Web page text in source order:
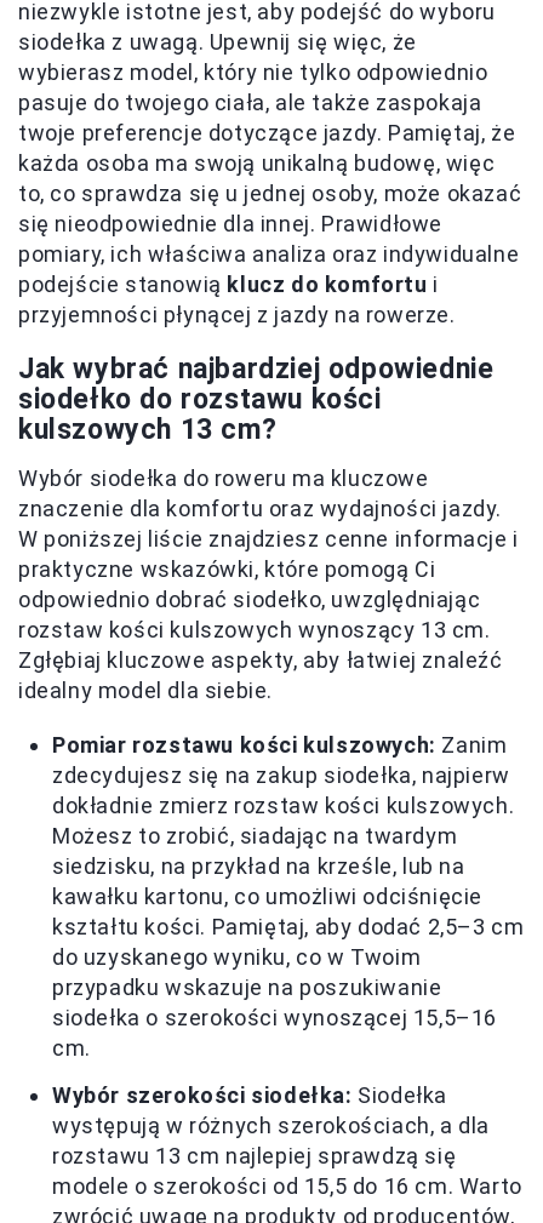
niezwykle istotne jest, aby podejść do wyboru
siodełka z uwagą. Upewnij się więc, że
wybierasz model, który nie tylko odpowiednio
pasuje do twojego ciała, ale także zaspokaja
twoje preferencje dotyczące jazdy. Pamiętaj, że
każda osoba ma swoją unikalną budowę, więc
to, co sprawdza się u jednej osoby, może okazać
się nieodpowiednie dla innej. Prawidłowe
pomiary, ich właściwa analiza oraz indywidualne
podejście stanowią klucz do komfortu i
przyjemności płynącej z jazdy na rowerze.
Jak wybrać najbardziej odpowiednie
siodełko do rozstawu kości
kulszowych 13 cm?
Wybór siodełka do roweru ma kluczowe
znaczenie dla komfortu oraz wydajności jazdy.
W poniższej liście znajdziesz cenne informacje i
praktyczne wskazówki, które pomogą Ci
odpowiednio dobrać siodełko, uwzględniając
rozstaw kości kulszowych wynoszący 13 cm.
Zgłębiaj kluczowe aspekty, aby łatwiej znaleźć
idealny model dla siebie.
Pomiar rozstawu kości kulszowych: Zanim
zdecydujesz się na zakup siodełka, najpierw
dokładnie zmierz rozstaw kości kulszowych.
Możesz to zrobić, siadając na twardym
siedzisku, na przykład na krześle, lub na
kawałku kartonu, co umożliwi odciśnięcie
kształtu kości. Pamiętaj, aby dodać 2,5–3 cm
do uzyskanego wyniku, co w Twoim
przypadku wskazuje na poszukiwanie
siodełka o szerokości wynoszącej 15,5–16
cm.
Wybór szerokości siodełka: Siodełka
występują w różnych szerokościach, a dla
rozstawu 13 cm najlepiej sprawdzą się
modele o szerokości od 15,5 do 16 cm. Warto
zwrócić uwagę na produkty od producentów,